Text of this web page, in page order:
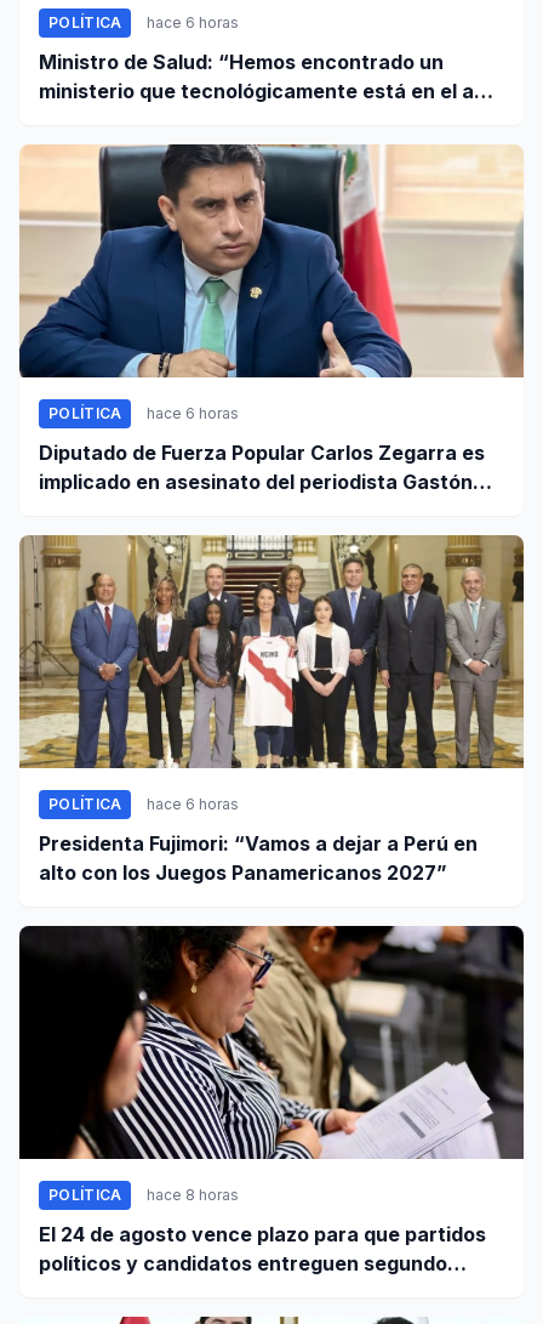
POLÍTICA hace 6 horas
Ministro de Salud: “Hemos encontrado un
ministerio que tecnológicamente está en el año
POLÍTICA hace 6 horas
Diputado de Fuerza Popular Carlos Zegarra es
implicado en asesinato del periodista Gastón
POLÍTICA hace 6 horas
Presidenta Fujimori: “Vamos a dejar a Perú en
alto con los Juegos Panamericanos 2027”
POLÍTICA hace 8 horas
El 24 de agosto vence plazo para que partidos
políticos y candidatos entreguen segundo